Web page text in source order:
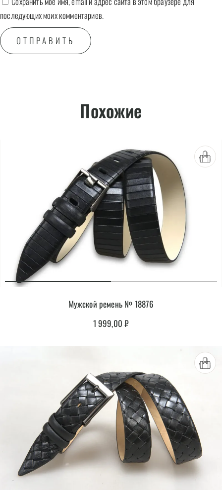
последующих моих комментариев.
Похожие
Мужской ремень № 18876
1 999,00₽